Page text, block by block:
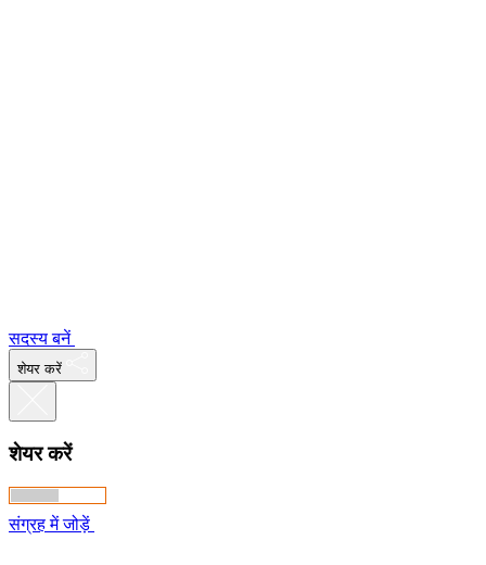
सदस्य बनें
शेयर करें
शेयर करें
संग्रह में जोड़ें